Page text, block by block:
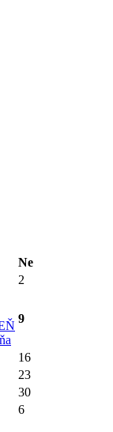
Ne
2
9
16
23
30
6